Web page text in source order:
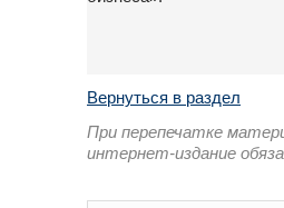
Вернуться в раздел
При перепечатке
интернет-издание